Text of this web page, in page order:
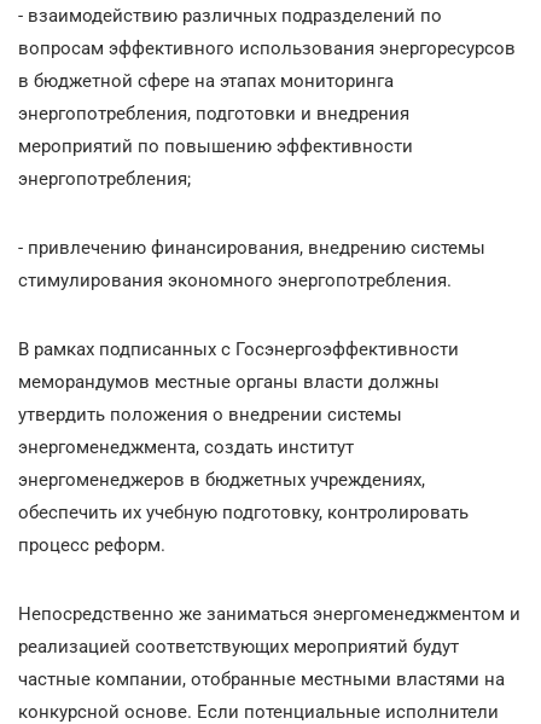
- взаимодействию различных подразделений по
вопросам эффективного использования энергоресурсов
в бюджетной сфере на этапах мониторинга
энергопотребления, подготовки и внедрения
мероприятий по повышению эффективности
энергопотребления;
- привлечению финансирования, внедрению системы
стимулирования экономного энергопотребления.
В рамках подписанных с Госэнергоэффективности
меморандумов местные органы власти должны
утвердить положения о внедрении системы
энергоменеджмента, создать институт
энергоменеджеров в бюджетных учреждениях,
обеспечить их учебную подготовку, контролировать
процесс реформ.
Непосредственно же заниматься энергоменеджментом и
реализацией соответствующих мероприятий будут
частные компании, отобранные местными властями на
конкурсной основе. Если потенциальные исполнители